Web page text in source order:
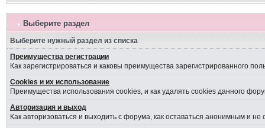
Выберите раздел
Выберите нужный раздел из списка
Преимущества регистрации
Как зарегистрироваться и каковы преимущества зарегистрированного
Cookies и их использование
Преимущества использования cookies, и как удалять cookies данного
Авторизация и выход
Как авторизоваться и выходить с форума, как оставаться анонимным и